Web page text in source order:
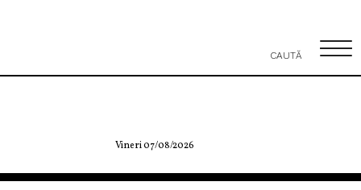
Vineri 07/08/2026
CAUTĂ